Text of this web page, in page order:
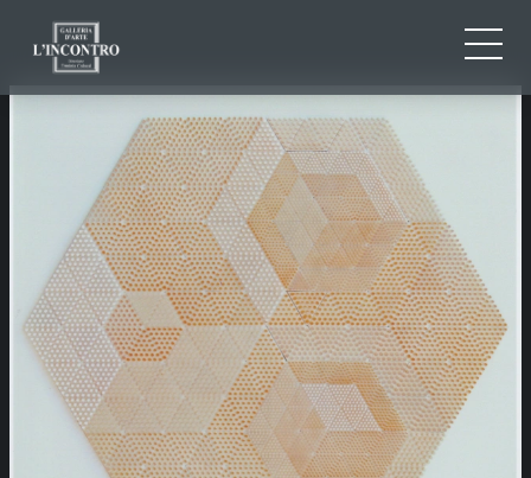
QUI SOMMES-NOU
NEWS ED EVENTS
ARTISTES ET ŒUVRES
EXPOSITIONS
CONTACTS